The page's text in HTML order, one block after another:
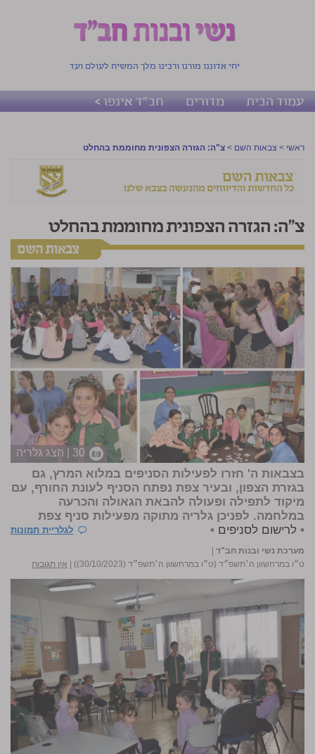
יחי אדוננו מורנו ורבינו מלך המשיח לעולם ועד
עמוד הבית מדורים חב"ד אינפו >
ראשי > צבאות השם > צ"ה: הגזרה הצפונית מחוממת בהחלט
צ"ה: הגזרה הצפונית מחוממת בהחלט
30 | הצג גלריה
בצבאות ה' חזרו לפעילות הסניפים במלוא המרץ, גם
בגזרת הצפון, ובעיר צפת נפתח הסניף לעונת החורף, עם
מיקוד לתפילה ופעולה להבאת הגאולה והכרעה
במלחמה. לפניכן גלריה מתוקה מפעילות סניף צפת
• לרישום לסניפים • לגלריית תמונות
מערכת נשי ובנות חב"ד
ט״ו במרחשוון ה׳תשפ״ד (ט״ו במרחשוון ה׳תשפ״ד (30/10/2023))
אין תגובות